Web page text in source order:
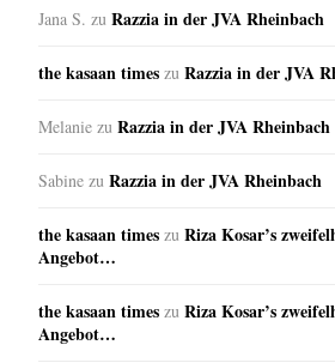
Jana S. zu Razzia in der JVA Rheinbach
the kasaan times zu Razzia in der JVA
Melanie zu Razzia in der JVA Rheinbach
Sabine zu Razzia in der JVA Rheinbach
the kasaan times zu Riza Kosar’s
Angebot…
the kasaan times zu Riza Kosar’s
Angebot…